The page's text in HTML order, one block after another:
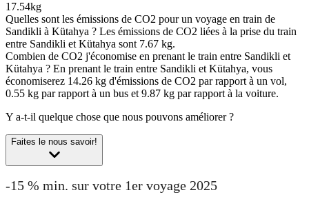
17.54kg
Quelles sont les émissions de CO2 pour un voyage en train de
Sandikli à Kütahya ? Les émissions de CO2 liées à la prise du train
entre Sandikli et Kütahya sont 7.67 kg.
Combien de CO2 j'économise en prenant le train entre Sandikli et
Kütahya ? En prenant le train entre Sandikli et Kütahya, vous
économiserez 14.26 kg d'émissions de CO2 par rapport à un vol,
0.55 kg par rapport à un bus et 9.87 kg par rapport à la voiture.
Y a-t-il quelque chose que nous pouvons améliorer ?
Faites le nous savoir!
-15 % min. sur votre 1er voyage 2025